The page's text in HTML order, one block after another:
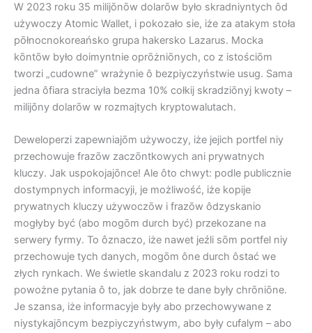
W 2023 roku 35 milijōnōw dolarōw było skradniyntych ôd
używoczy Atomic Wallet, i pokozało sie, iże za atakym stoła
pōłnocnokoreańsko grupa hakersko Lazarus. Mocka
kōntōw było doimyntnie oprōżniōnych, co z istościōm
tworzi „cudowne” wrażynie ô bezpiyczyństwie usug. Sama
jedna ôfiara straciyła bezma 10% cołkij skradziōnyj kwoty –
milijōny dolarōw w rozmajtych kryptowalutach.
Deweloperzi zapewniajōm używoczy, iże jejich portfel niy
przechowuje frazōw zaczōntkowych ani prywatnych
kluczy. Jak uspokojajōnce! Ale ôto chwyt: podle publicznie
dostympnych informacyji, je możliwość, iże kopije
prywatnych kluczy używoczōw i frazōw ôdzyskanio
mogłyby być (abo mogōm durch być) przekozane na
serwery fyrmy. To ôznaczo, iże nawet jeźli sōm portfel niy
przechowuje tych danych, mogōm ône durch ôstać we
złych rynkach. We świetle skandalu z 2023 roku rodzi to
powożne pytania ô to, jak dobrze te dane były chrōniōne.
Je szansa, iże informacyje były abo przechowywane z
niystykajōncym bezpiyczyństwym, abo były cufalym – abo